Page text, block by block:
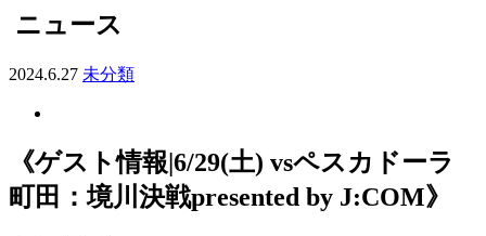
ニュース
2024.6.27 未分類
《ゲスト情報|6/29(土) vsペスカドーラ
町田：境川決戦presented by J:COM》